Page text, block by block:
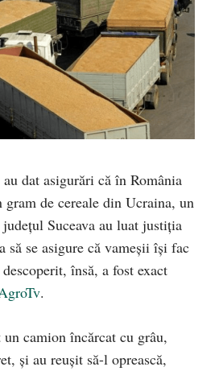
dat asigurări că în România
de cereale din Ucraina, un
Suceava au luat justiția
se asigure că vameșii își fac
însă, a fost exact
.
camion încărcat cu grâu,
și au reușit să-l oprească,